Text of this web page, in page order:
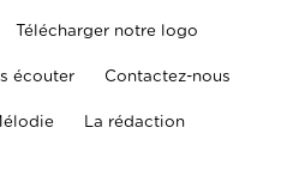
Télécharger notre logo
écouter Contactez-nous
La rédaction